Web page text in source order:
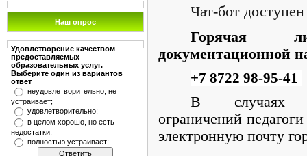
Наш опрос
Удовлетворение качеством
предоставляемых
образовательных услуг.
Выберите один из вариантов
ответ
неудовлетворительно, не
устраивает;
удовлетворительно;
в целом хорошо, но есть
недостатки;
полностью устраивает;
Чат-бот
Горячая
документационной
+7 8722 98-95-41
В случаях
ограничений
электронную почту